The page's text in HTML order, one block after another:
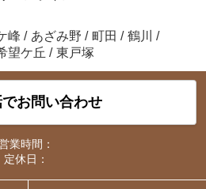
峰 / あざみ野 / 町田 / 鶴川
/
望ケ丘 / 東戸塚
お問い合わせ
業時間：
定休日：